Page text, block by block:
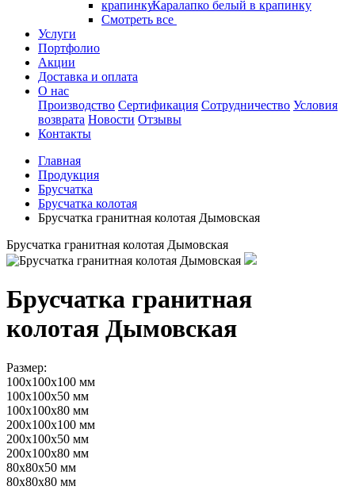
Каралапко белый в крапинку
Смотреть все
Услуги
Портфолио
Акции
Доставка и оплата
О нас
Производство Сертификация Сотрудничество Условия
возврата Новости Отзывы
Контакты
Главная
Продукция
Брусчатка
Брусчатка колотая
Брусчатка гранитная колотая Дымовская
Брусчатка гранитная колотая Дымовская
Брусчатка гранитная
колотая Дымовская
Размер:
100x100x100 мм
100x100x50 мм
100x100x80 мм
200x100x100 мм
200x100x50 мм
200x100x80 мм
80x80x50 мм
80x80x80 мм